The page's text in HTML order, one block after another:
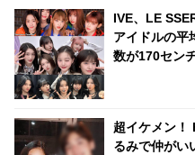
ちの友情に敬意を表す
IVE、LE
アイドルの平
数が170セン
超イケメン！
るみで仲がい